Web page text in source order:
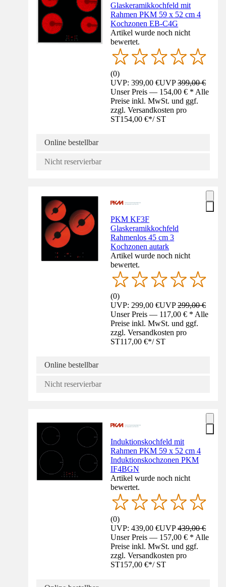
Glaskeramikkochfeld mit
Rahmen PKM 59 x 52 cm 4
Kochzonen EB-C4G
Artikel wurde noch nicht
bewertet.
(0)
UVP: 399,00 €UVP399,00 €
Unser Preis — 154,00 € * Alle
Preise inkl. MwSt. und ggf.
zzgl. Versandkosten pro
ST154,00 €*/ ST
Online bestellbar
Nicht reservierbar
PKM KF3F
Glaskeramikkochfeld
Rahmenlos 45 cm 3
Kochzonen autark
Artikel wurde noch nicht
bewertet.
(0)
UVP: 299,00 €UVP299,00 €
Unser Preis — 117,00 € * Alle
Preise inkl. MwSt. und ggf.
zzgl. Versandkosten pro
ST117,00 €*/ ST
Online bestellbar
Nicht reservierbar
Induktionskochfeld mit
Rahmen PKM 59 x 52 cm 4
Induktionskochzonen PKM
IF4BGN
Artikel wurde noch nicht
bewertet.
(0)
UVP: 439,00 €UVP439,00 €
Unser Preis — 157,00 € * Alle
Preise inkl. MwSt. und ggf.
zzgl. Versandkosten pro
ST157,00 €*/ ST